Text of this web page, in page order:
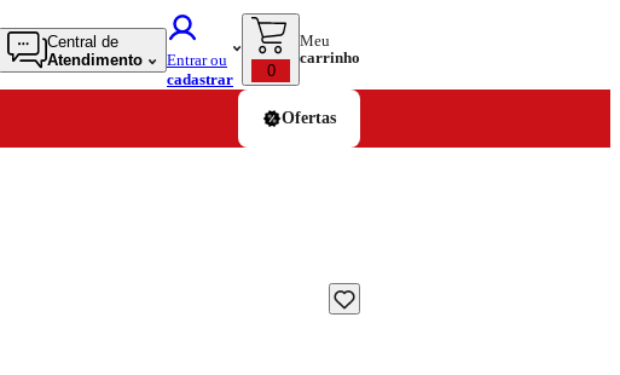
Central de
Atendimento
Entrar ou
cadastrar
0
Meu
carrinho
Ofertas